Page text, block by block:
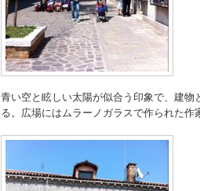
青い空と眩しい太陽が似合う印象で、建
る。広場にはムラーノガラスで作られた作